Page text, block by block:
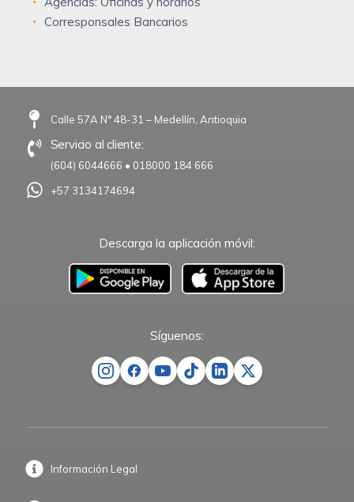
Corresponsales Bancarios
Calle 57A N° 48-31 – Medellín, Antioquia
Servicio al cliente:
(604) 6044666 • 018000 184 666
+57 3134174694
Descarga la aplicación móvil:
–
Síguenos:
Información Legal